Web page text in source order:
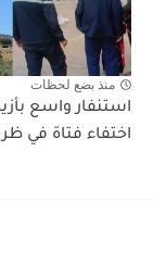
منذ بضع لحظات
استنفار واسع
اختفاء فتاة في